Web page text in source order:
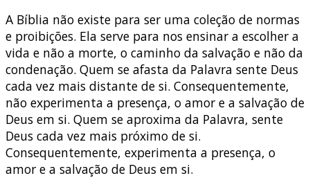
A Bíblia não existe para ser uma coleção de normas
e proibições. Ela serve para nos ensinar a escolher a
vida e não a morte, o caminho da salvação e não da
condenação. Quem se afasta da Palavra sente Deus
cada vez mais distante de si. Consequentemente,
não experimenta a presença, o amor e a salvação de
Deus em si. Quem se aproxima da Palavra, sente
Deus cada vez mais próximo de si.
Consequentemente, experimenta a presença, o
amor e a salvação de Deus em si.